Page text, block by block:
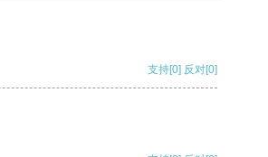
支持[0] 反对[0]